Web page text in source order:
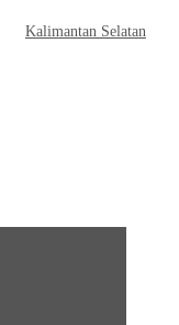
Kalimantan Selatan